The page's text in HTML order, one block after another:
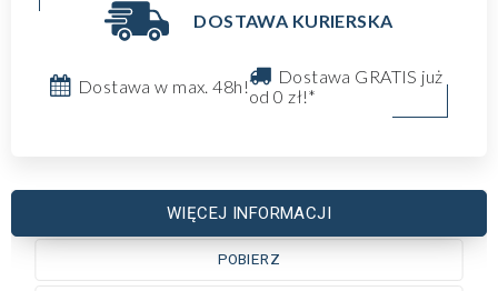
DOSTAWA KURIERSKA
Dostawa w max. 48h!
Dostawa GRATIS już
od 0 zł!*
WIĘCEJ INFORMACJI
POBIERZ